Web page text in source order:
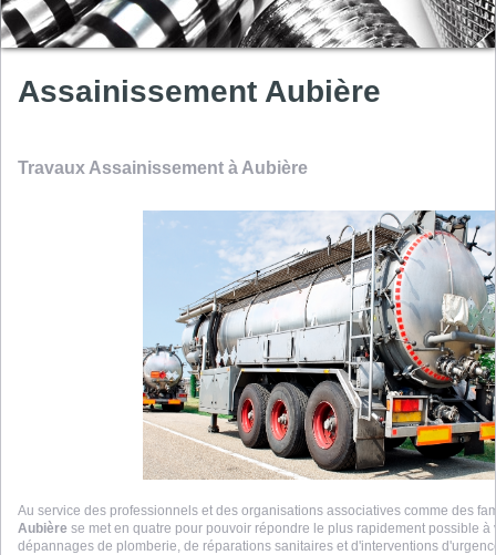
Assainissement Aubière
Travaux Assainissement à Aubière
Au service des professionnels et des organisations associatives comme des
Aubière se met en quatre pour pouvoir répondre le plus rapidement possible à
dépannages de plomberie, de réparations sanitaires et d'interventions